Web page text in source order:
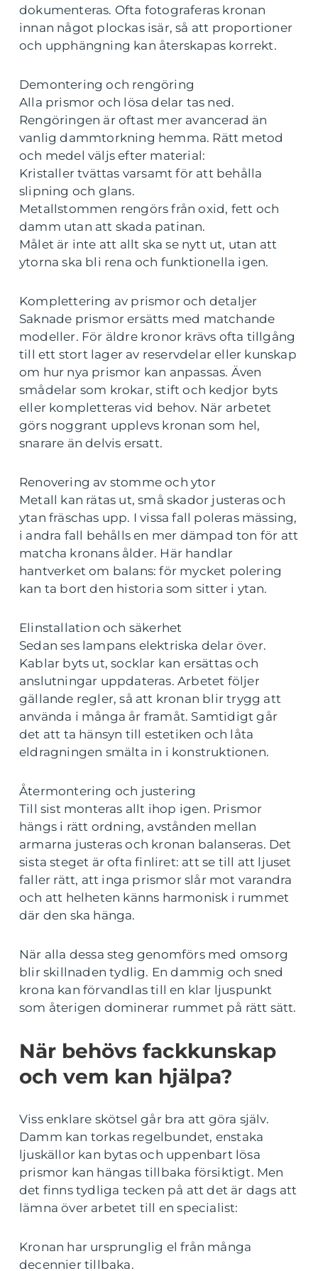
dokumenteras. Ofta fotograferas kronan
innan något plockas isär, så att proportioner
och upphängning kan återskapas korrekt.
Demontering och rengöring
Alla prismor och lösa delar tas ned.
Rengöringen är oftast mer avancerad än
vanlig dammtorkning hemma. Rätt metod
och medel väljs efter material:
Kristaller tvättas varsamt för att behålla
slipning och glans.
Metallstommen rengörs från oxid, fett och
damm utan att skada patinan.
Målet är inte att allt ska se nytt ut, utan att
ytorna ska bli rena och funktionella igen.
Komplettering av prismor och detaljer
Saknade prismor ersätts med matchande
modeller. För äldre kronor krävs ofta tillgång
till ett stort lager av reservdelar eller kunskap
om hur nya prismor kan anpassas. Även
smådelar som krokar, stift och kedjor byts
eller kompletteras vid behov. När arbetet
görs noggrant upplevs kronan som hel,
snarare än delvis ersatt.
Renovering av stomme och ytor
Metall kan rätas ut, små skador justeras och
ytan fräschas upp. I vissa fall poleras mässing,
i andra fall behålls en mer dämpad ton för att
matcha kronans ålder. Här handlar
hantverket om balans: för mycket polering
kan ta bort den historia som sitter i ytan.
Elinstallation och säkerhet
Sedan ses lampans elektriska delar över.
Kablar byts ut, socklar kan ersättas och
anslutningar uppdateras. Arbetet följer
gällande regler, så att kronan blir trygg att
använda i många år framåt. Samtidigt går
det att ta hänsyn till estetiken och låta
eldragningen smälta in i konstruktionen.
Återmontering och justering
Till sist monteras allt ihop igen. Prismor
hängs i rätt ordning, avstånden mellan
armarna justeras och kronan balanseras. Det
sista steget är ofta finliret: att se till att ljuset
faller rätt, att inga prismor slår mot varandra
och att helheten känns harmonisk i rummet
där den ska hänga.
När alla dessa steg genomförs med omsorg
blir skillnaden tydlig. En dammig och sned
krona kan förvandlas till en klar ljuspunkt
som återigen dominerar rummet på rätt sätt.
När behövs fackkunskap
och vem kan hjälpa?
Viss enklare skötsel går bra att göra själv.
Damm kan torkas regelbundet, enstaka
ljuskällor kan bytas och uppenbart lösa
prismor kan hängas tillbaka försiktigt. Men
det finns tydliga tecken på att det är dags att
lämna över arbetet till en specialist:
Kronan har ursprunglig el från många
decennier tillbaka.